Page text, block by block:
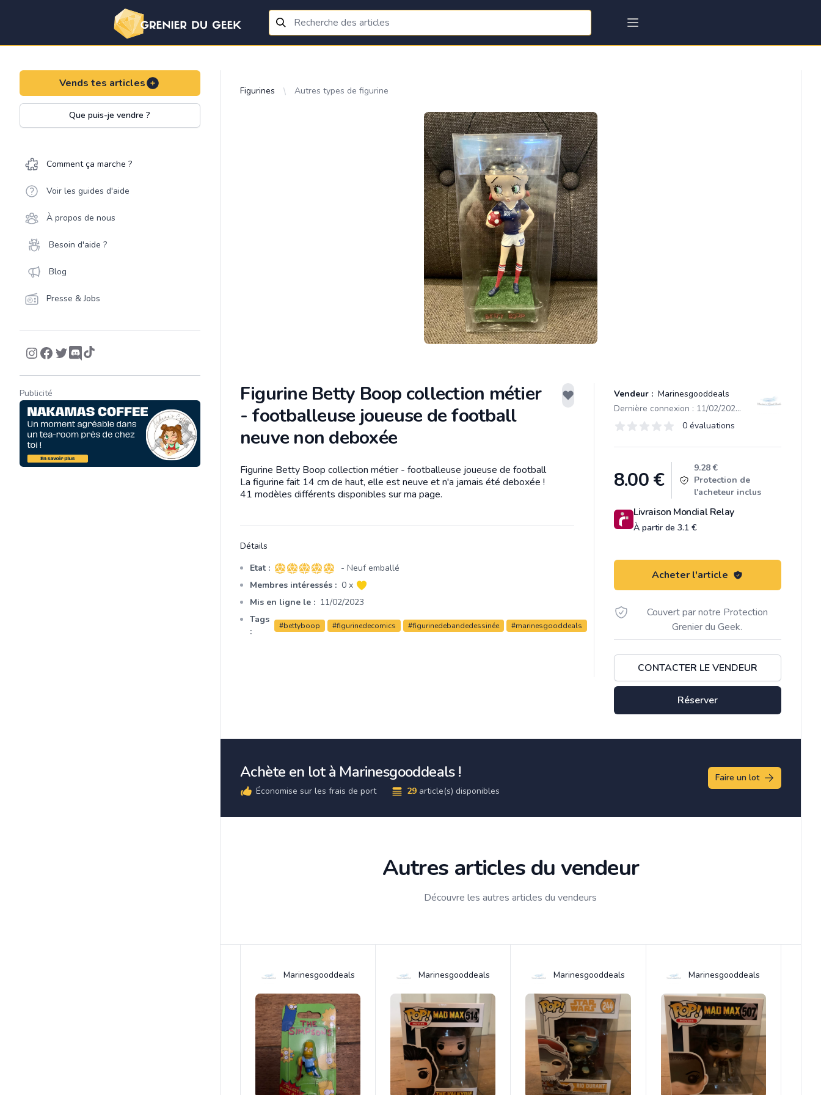
Vends tes articles
Que puis-je vendre ?
Comment ça marche ?
Voir les guides d'aide
À propos de nous
Besoin d'aide ?
Blog
Presse & Jobs
Publicité
Figurines Autres types de figurine
Figurine Betty Boop collection métier
- footballeuse joueuse de football
neuve non deboxée
Vendeur : Marinesgooddeals
Dernière connexion : 11/02/2023 11:31
Évaluations
0 sur 5 étoiles 0 évaluations
Product information
8.00€
9.28 €
Protection de
l'acheteur inclus
Livraison Mondial Relay
À partir de 3.1 €
Acheter l'article
Couvert par notre Protection
Grenier du Geek.
CONTACTER LE VENDEUR
Réserver
Description
Figurine Betty Boop collection métier - footballeuse joueuse de football
La figurine fait 14 cm de haut, elle est neuve et n'a jamais été deboxée !
41 modèles différents disponibles sur ma page.
Détails
Etat : 5 sur 5 étoiles
- Neuf emballé
Membres intéressés : 0 x
Mis en ligne le : 11/02/2023
Tags
:
#bettyboop #figurinedecomics #figurinedebandedessinée #marinesgooddeals
Achète en lot à Marinesgooddeals !
Économise sur les frais de port 29 article(s) disponibles
Faire un lot
Autres articles du vendeur
Découvre les autres articles du vendeurs
Marinesgooddeals Marinesgooddeals Marinesgooddeals Marinesgooddeals